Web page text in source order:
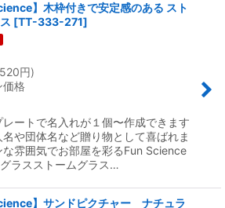
】木枠付きで安定感のある スト
[TT-333-271]
円)
価格
レートで名入れが１個〜作成できます
や団体名など贈り物として喜ばれま
な雰囲気でお部屋を彩るFun Science
ラスストームグラス…
】サンドピクチャー ナチュラ